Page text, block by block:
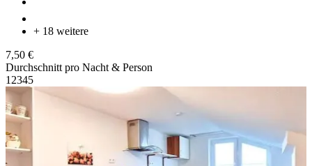
+ 18 weitere
7,50 €
Durchschnitt pro Nacht & Person
1 2345